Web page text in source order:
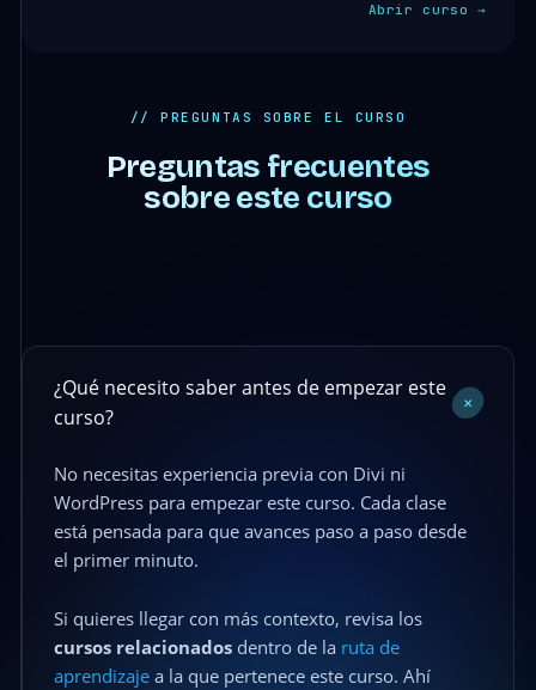
Abrir curso →
// PREGUNTAS SOBRE EL CURSO
Preguntas frecuentes
sobre este curso
¿Qué necesito saber antes de empezar este
curso?
+
No necesitas experiencia previa con Divi ni
WordPress para empezar este curso. Cada clase
está pensada para que avances paso a paso desde
el primer minuto.
Si quieres llegar con más contexto, revisa los
cursos relacionadosdentro de la ruta de
aprendizajea la que pertenece este curso. Ahí